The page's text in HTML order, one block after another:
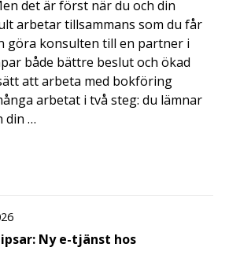
det är först när du och din
arbetar tillsammans som du får
göra konsulten till en partner i
både bättre beslut och ökad
att arbeta med bokföring
arbetat i två steg: du lämnar
din …
Ny e-tjänst hos